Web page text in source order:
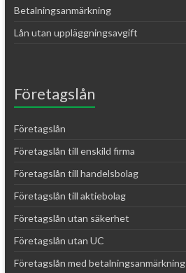
Betalningsanmärkning
Lån utan uppläggningsavgift
Företagslån
Företagslån
Företagslån till enskild firma
Företagslån till handelsbolag
Företagslån till aktiebolag
Företagslån utan säkerhet
Företagslån utan UC
Företagslån med betalningsanmärkning